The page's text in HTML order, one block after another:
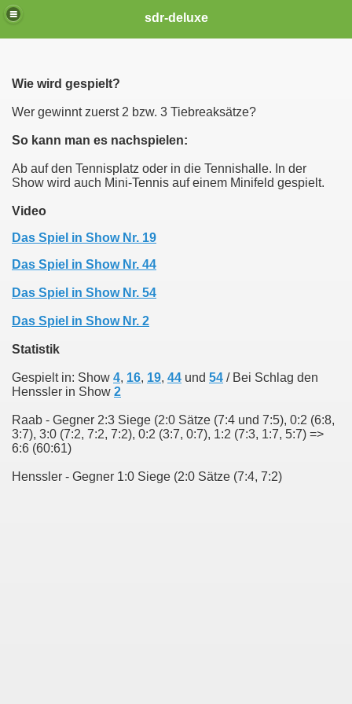
sdr-deluxe
Wie wird gespielt?
Wer gewinnt zuerst 2 bzw. 3 Tiebreaksätze?
So kann man es nachspielen:
Ab auf den Tennisplatz oder in die Tennishalle. In der
Show wird auch Mini-Tennis auf einem Minifeld gespielt.
Video
Das Spiel in Show Nr. 19
Das Spiel in Show Nr. 44
Das Spiel in Show Nr. 54
Das Spiel in Show Nr. 2
Statistik
Gespielt in: Show 4, 16, 19, 44 und 54 / Bei Schlag den
Henssler in Show 2
Raab - Gegner 2:3 Siege (2:0 Sätze (7:4 und 7:5), 0:2 (6:8,
3:7), 3:0 (7:2, 7:2, 7:2), 0:2 (3:7, 0:7), 1:2 (7:3, 1:7, 5:7) =>
6:6 (60:61)
Henssler - Gegner 1:0 Siege (2:0 Sätze (7:4, 7:2)